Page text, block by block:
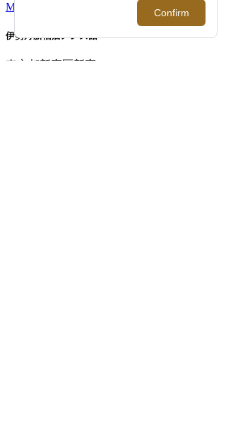
MORE RANKING
伊勢丹新宿店メンズ館
東京都新宿区新宿3-14-1